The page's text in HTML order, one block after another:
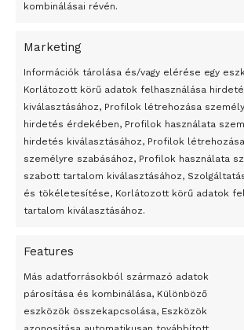
kombinálásai révén.
Marketing
Információk tárolása és/vagy elérése egy
Korlátozott körű adatok felhasználása
kiválasztásához, Profilok létrehozása
hirdetés érdekében, Profilok használata
hirdetés kiválasztásához, Profilok
személyre szabásához, Profilok használata
szabott tartalom kiválasztásához,
és tökéletesítése, Korlátozott körű adatok
tartalom kiválasztásához.
Features
Más adatforrásokból származó adatok
párosítása és kombinálása, Különböző
eszközök összekapcsolása, Eszközök
Átmenetileg szünetelnek az összecsapások
Egy vagyonért adták el Banksy művét
Az 1950-ben elhunyt alkotók művei
felhasználhatóvá válnak
Peking – A visegrádi országok zsidó
bemutató fotókiállítás nyílt
Megveszi az osztrák Wienerberger az
Bricket